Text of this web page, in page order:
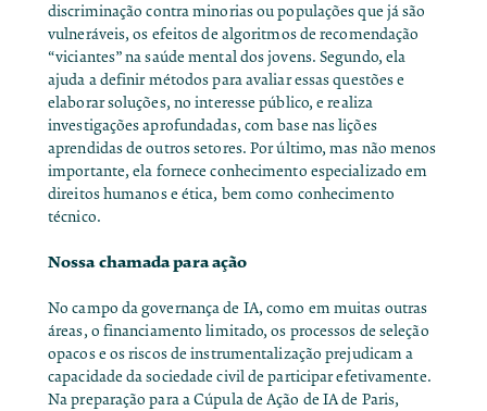
discriminação contra minorias ou populações que já são
vulneráveis, os efeitos de algoritmos de recomendação
“viciantes” na saúde mental dos jovens. Segundo, ela
ajuda a definir métodos para avaliar essas questões e
elaborar soluções, no interesse público, e realiza
investigações aprofundadas, com base nas lições
aprendidas de outros setores. Por último, mas não menos
importante, ela fornece conhecimento especializado em
direitos humanos e ética, bem como conhecimento
técnico.
Nossa chamada para ação
No campo da governança de IA, como em muitas outras
áreas, o financiamento limitado, os processos de seleção
opacos e os riscos de instrumentalização prejudicam a
capacidade da sociedade civil de participar efetivamente.
Na preparação para a Cúpula de Ação de IA de Paris,